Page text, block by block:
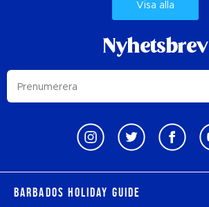
Visa alla
Nyhetsbrev
Barbados Holiday Guide